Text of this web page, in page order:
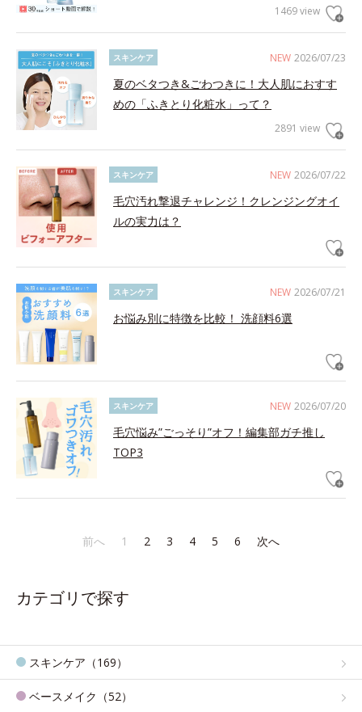
1469 view
NEW 2026/07/23
スキンケア
夏のベタつき&ごわつきに！大人肌におすす
めの「ふきとり化粧水」って？
2891 view
NEW 2026/07/22
スキンケア
毛穴汚れ撃退チャレンジ！クレンジングオイ
ルの実力は？
NEW 2026/07/21
スキンケア
お悩み別に特徴を比較！ 洗顔料6選
NEW 2026/07/20
スキンケア
毛穴悩み”ごっそり”オフ！編集部ガチ推し
TOP3
前へ 1 2 3 4 5 6 次へ
カテゴリで探す
スキンケア（169）
ベースメイク（52）